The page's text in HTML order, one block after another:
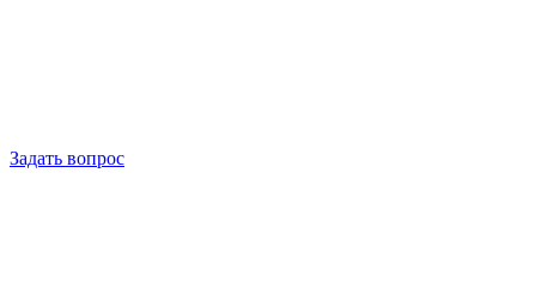
Задать вопрос